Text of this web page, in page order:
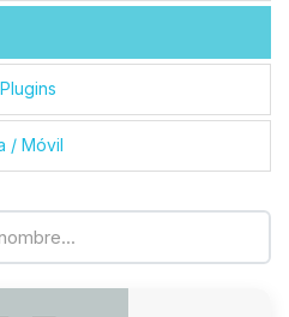
/ Móvil
Cuentame
moveré mis
para ayudarte.